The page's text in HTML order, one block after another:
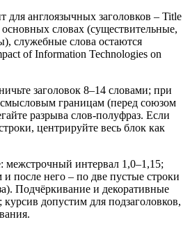
для англоязычных заголовков – Title
словах (существительные,
служебные слова остаются
of Information Technologies on
заголовок 8–14 словами; при
смысловым границам (перед союзом
разрыва слов-полуфраз. Если
центрируйте весь блок как
интервал 1,0–1,15;
и после него – по две пустые строки
Подчёркивание и декоративные
допустим для подзаголовков,